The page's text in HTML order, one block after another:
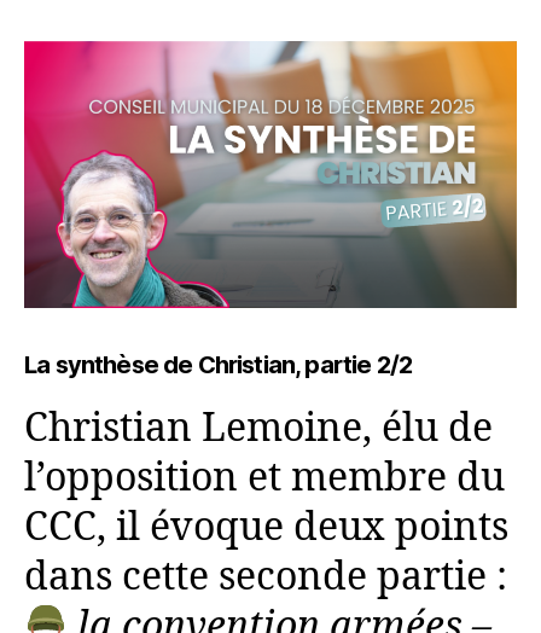
La synthèse de Christian, partie 2/2
Christian Lemoine, élu de
l’opposition et membre du
CCC, il évoque deux points
dans cette seconde partie :